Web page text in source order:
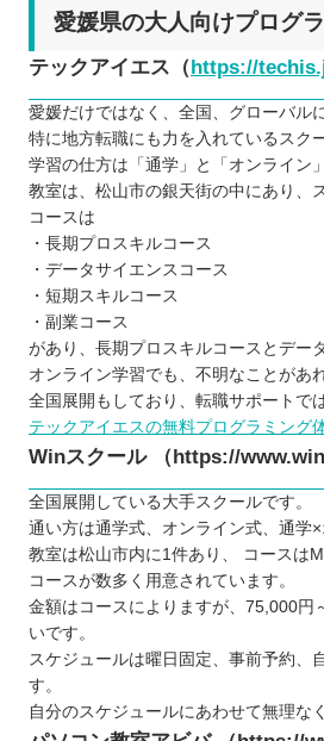
愛媛県の大人向けプログ
テックアイエス（ https://
愛媛だけではなく、全国、グローバル
特に地方転職にも力を入れているスク
学習の仕方は「通学」と「オンライン
教室は、松山市の銀天街の中にあり、
コースは
・長期プロスキルコース
・データサイエンスコース
・短期スキルコース
・副業コース
があり、長期プロスキルコースとデー
オンライン学習でも、不明なことがあ
全国展開もしており、転職サポートで
テックアイエスの無料プログラミング
Winスクール （https://
全国展開している大手スクールです。
通い方は通学式、オンライン式、通学
教室は松山市内に1件あり、 コースは
コースが数多く用意されています。
金額はコースによりますが、75,000円
いです。
スケジュールは曜日固定、事前予約、
す。
自分のスケジュールにあわせて無理な